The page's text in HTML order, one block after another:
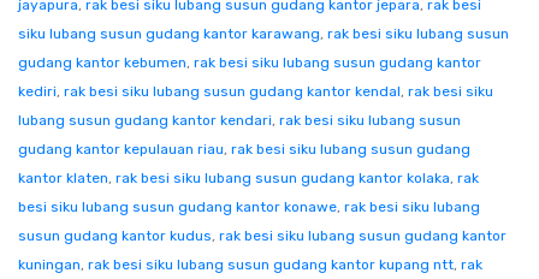
jayapura, rak besi siku lubang susun gudang kantor jepara, rak besi
siku lubang susun gudang kantor karawang, rak besi siku lubang susun
gudang kantor kebumen, rak besi siku lubang susun gudang kantor
kediri, rak besi siku lubang susun gudang kantor kendal, rak besi siku
lubang susun gudang kantor kendari, rak besi siku lubang susun
gudang kantor kepulauan riau, rak besi siku lubang susun gudang
kantor klaten, rak besi siku lubang susun gudang kantor kolaka, rak
besi siku lubang susun gudang kantor konawe, rak besi siku lubang
susun gudang kantor kudus, rak besi siku lubang susun gudang kantor
kuningan, rak besi siku lubang susun gudang kantor kupang ntt, rak